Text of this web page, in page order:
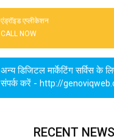
एंड्रॉइड एप्लीकेशन
CALL NOW
अन्य डिजिटल मार्केटिंग सर्विस के
संपर्क करें - http://
RECENT NEWS